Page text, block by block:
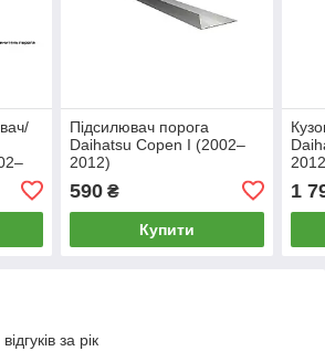
Підсилювач порога
Daihatsu Copen I (2002–
2012)
590₴
Купити
1
за рік